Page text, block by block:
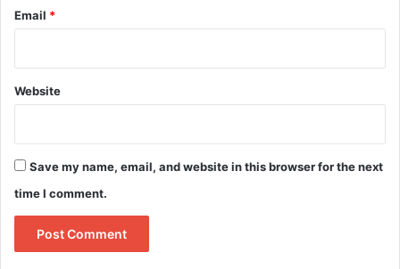
Email *
Website
Save my name, email, and website in this browser for the next
time I comment.